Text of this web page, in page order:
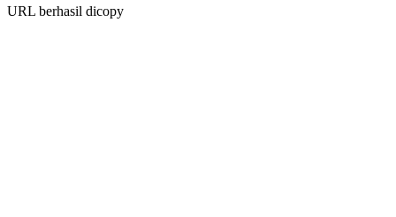
URL berhasil dicopy